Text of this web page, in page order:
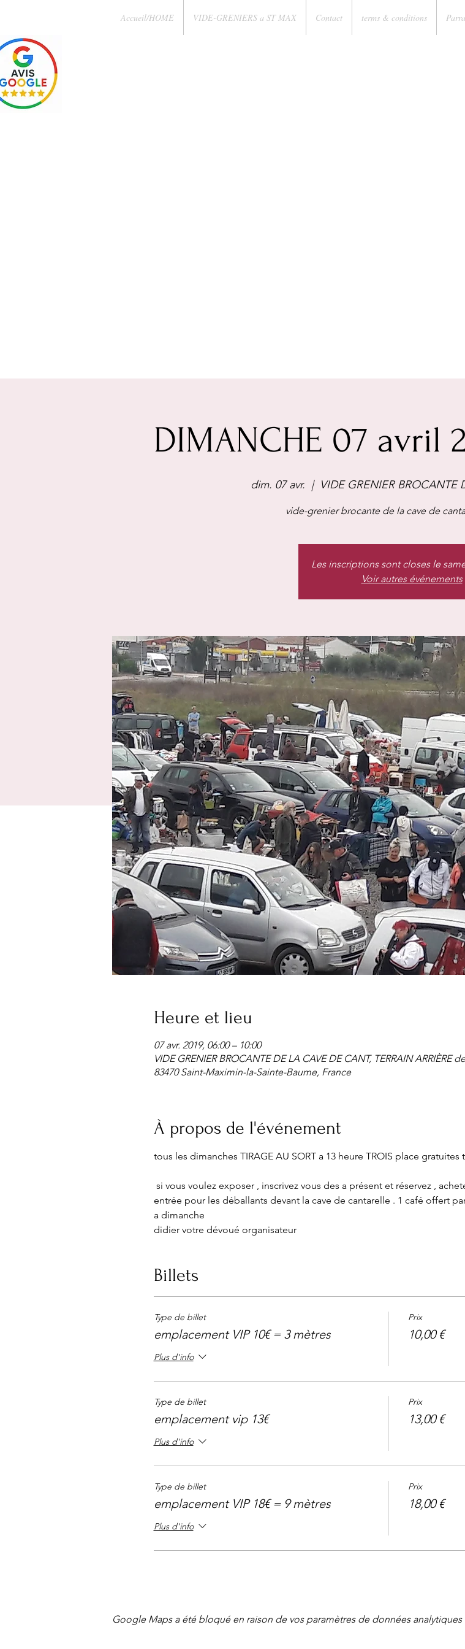
Accueil/HOME VIDE-GRENIERS a ST MAX Contact terms & conditions
DIMANCHE 07 avril
dim. 07 avr.
  |
VIDE GRENIER BROCANTE
vide-grenier brocante de la cave de
Les inscriptions sont closes le
Voir autres événements
Heure et lieu
07 avr. 2019, 06:00 – 10:00
VIDE GRENIER BROCANTE DE LA CAVE DE CANT, TERRAIN ARRIÈRE
83470 Saint-Maximin-la-Sainte-Baume, France
À propos de l'événement
si vous voulez exposer , inscrivez vous des a présent et réservez ,
entrée pour les déballants devant la cave de cantarelle . 1 café offert
a dimanche
didier votre dévoué organisateur
Billets
Type de billet
emplacement VIP 10€ = 3 mètres
Plus d'info
Prix
10,00 €
Type de billet
emplacement vip 13€
Plus d'info
Prix
13,00 €
Type de billet
emplacement VIP 18€ = 9 mètres
Plus d'info
Prix
18,00 €
Google Maps a été bloqué en raison de vos paramètres de données